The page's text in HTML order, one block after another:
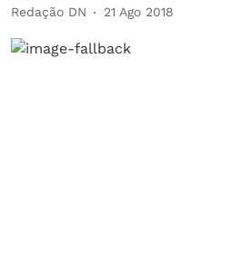
Redação DN 21 Ago 2018